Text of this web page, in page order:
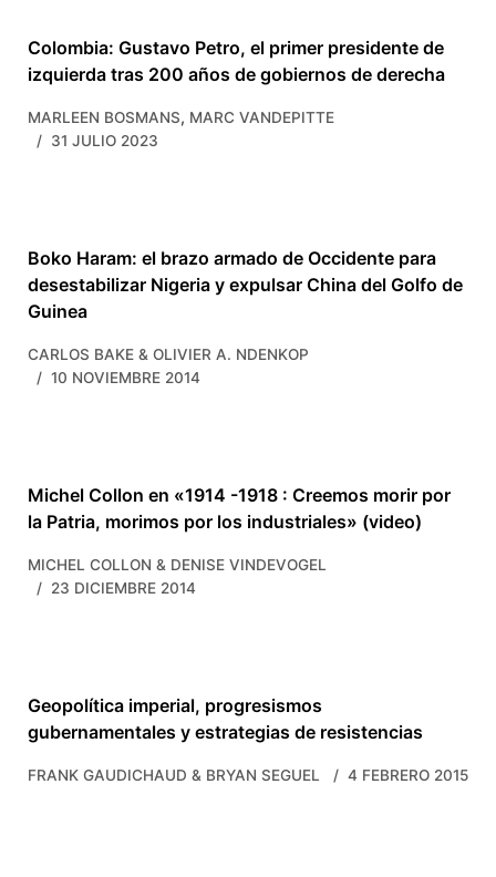
Colombia: Gustavo Petro, el primer presidente de
izquierda tras 200 años de gobiernos de derecha
MARLEEN BOSMANS, MARC VANDEPITTE
31 JULIO 2023
Boko Haram: el brazo armado de Occidente para
desestabilizar Nigeria y expulsar China del Golfo de
Guinea
CARLOS BAKE & OLIVIER A. NDENKOP
10 NOVIEMBRE 2014
Michel Collon en «1914 -1918 : Creemos morir por
la Patria, morimos por los industriales» (video)
MICHEL COLLON & DENISE VINDEVOGEL
23 DICIEMBRE 2014
Geopolítica imperial, progresismos
gubernamentales y estrategias de resistencias
FRANK GAUDICHAUD & BRYAN SEGUEL 4 FEBRERO 2015